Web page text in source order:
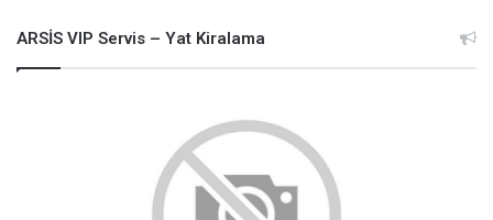
ARSİS VIP Servis – Yat Kiralama